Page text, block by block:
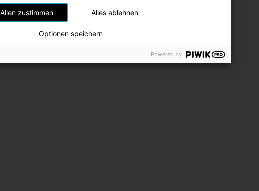
Allen zustimmen Alles ablehnen
Optionen speichern
Powered by